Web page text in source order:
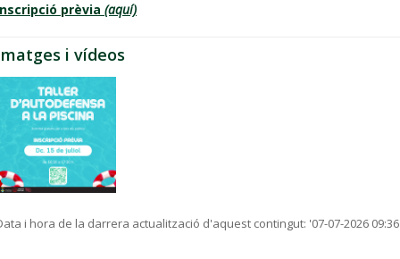
prèvia (aquí)
i vídeos
i hora de la darrera actualització d'aquest contingut: '07-07-2026 09:36